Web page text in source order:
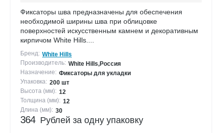
Фиксаторы шва предназначены для обеспечения
необходимой ширины шва при облицовке
поверхностей искусственным камнем и декоративным
кирпичом White Hills....
Бренд: White Hills
Производитель: White Hills,Россия
Назначение: Фиксаторы для укладки
Упаковка: 200 шт
Высота (мм): 12
Толщина (мм): 12
Длина (мм): 30
364 Рублей за одну упаковку